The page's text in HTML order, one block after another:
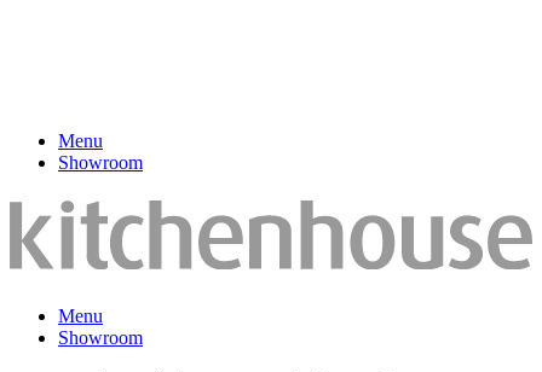
Menu
Showroom
Menu
Showroom